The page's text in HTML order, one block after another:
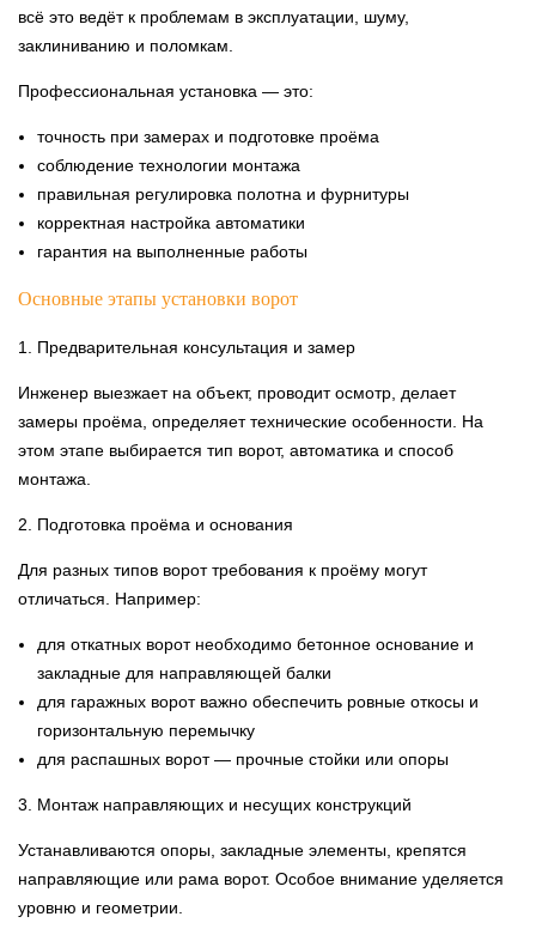
всё это ведёт к проблемам в эксплуатации, шуму,
заклиниванию и поломкам.
Профессиональная установка — это:
точность при замерах и подготовке проёма
соблюдение технологии монтажа
правильная регулировка полотна и фурнитуры
корректная настройка автоматики
гарантия на выполненные работы
Основные этапы установки ворот
1. Предварительная консультация и замер
Инженер выезжает на объект, проводит осмотр, делает
замеры проёма, определяет технические особенности. На
этом этапе выбирается тип ворот, автоматика и способ
монтажа.
2. Подготовка проёма и основания
Для разных типов ворот требования к проёму могут
отличаться. Например:
для откатных ворот необходимо бетонное основание и
закладные для направляющей балки
для гаражных ворот важно обеспечить ровные откосы и
горизонтальную перемычку
для распашных ворот — прочные стойки или опоры
3. Монтаж направляющих и несущих конструкций
Устанавливаются опоры, закладные элементы, крепятся
направляющие или рама ворот. Особое внимание уделяется
уровню и геометрии.